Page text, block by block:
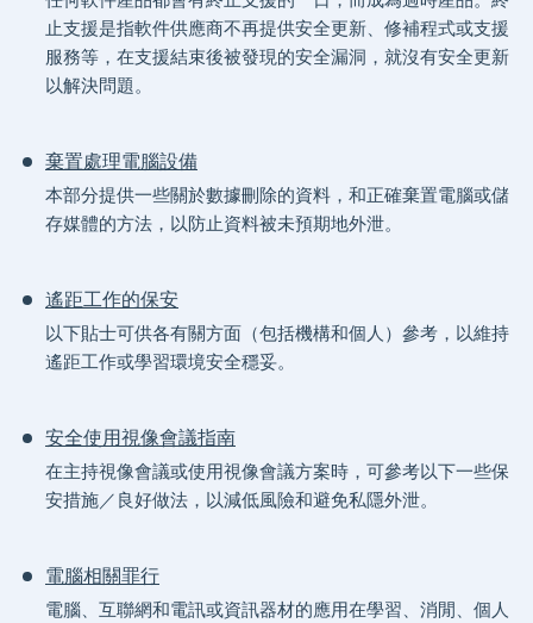
止支援是指軟件供應商不再提供安全更新、修補程式或支援
服務等，在支援結束後被發現的安全漏洞，就沒有安全更新
以解決問題。
棄置處理電腦設備
本部分提供一些關於數據刪除的資料，和正確棄置電腦或儲
存媒體的方法，以防止資料被未預期地外泄。
遙距工作的保安
以下貼士可供各有關方面（包括機構和個人）參考，以維持
遙距工作或學習環境安全穩妥。
安全使用視像會議指南
在主持視像會議或使用視像會議方案時，可參考以下一些保
安措施／良好做法，以減低風險和避免私隱外泄。
電腦相關罪行
電腦、互聯網和電訊或資訊器材的應用在學習、消閒、個人